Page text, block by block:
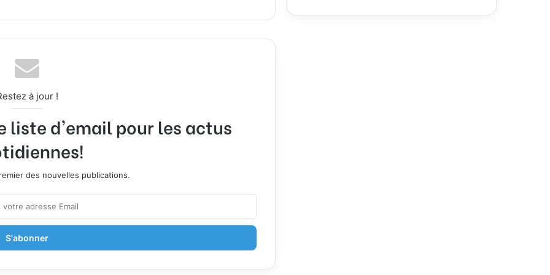
à jour !
liste d'email pour les actus
des nouvelles publications.